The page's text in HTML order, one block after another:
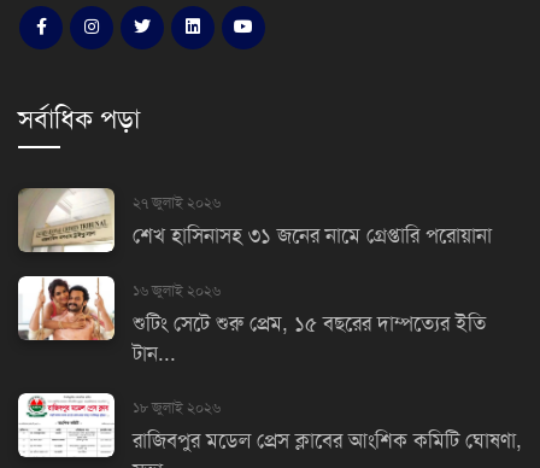
সর্বাধিক পড়া
২৭ জুলাই ২০২৬
শেখ হাসিনাসহ ৩১ জনের নামে গ্রেপ্তারি পরোয়ানা
১৬ জুলাই ২০২৬
শুটিং সেটে শুরু প্রেম, ১৫ বছরের দাম্পত্যের ইতি
টান...
১৮ জুলাই ২০২৬
রাজিবপুর মডেল প্রেস ক্লাবের আংশিক কমিটি ঘোষণা,